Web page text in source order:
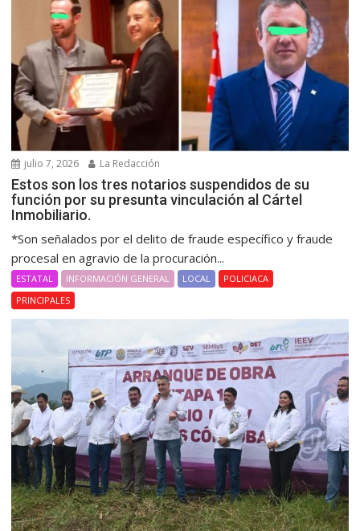
julio 7, 2026 La Redacción
Estos son los tres notarios suspendidos de su
función por su presunta vinculación al Cártel
Inmobiliario.
*Son señalados por el delito de fraude específico y fraude
procesal en agravio de la procuración...
ESTATAL INFORMACIÓN GENERAL LOCAL
POLICIACA
PRINCIPALES